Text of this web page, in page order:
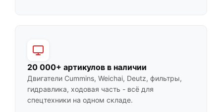
20 000+ артикулов в наличии
Двигатели Cummins, Weichai, Deutz, фильтры,
гидравлика, ходовая часть - всё для
спецтехники на одном складе.